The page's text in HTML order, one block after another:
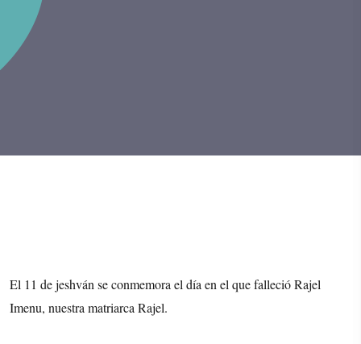
El 11 de jeshván se conmemora el día en el que falleció Rajel
Imenu, nuestra matriarca Rajel.